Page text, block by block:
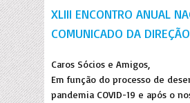
XLIII ENCONTRO ANUAL
COMUNICADO DA
Caros Sócios e Amigos,
Em função do processo de
pandemia COVID-19 e após o